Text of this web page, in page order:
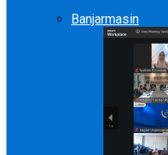
Banjarmasin